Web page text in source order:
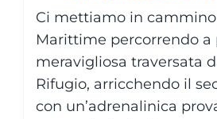
Ci mettiamo in
Marittime percorrendo a
meravigliosa traversata
Rifugio, arricchendo il
con un’adrenalinica